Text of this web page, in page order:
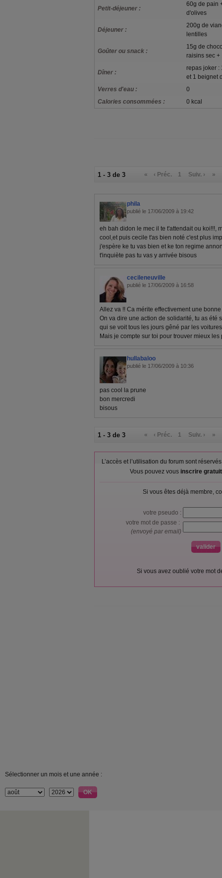
Petit-déjeuner :
60g de pain
d'olives
Déjeuner :
200g de
lentilles
Goûter ou snack :
15g de
raisins sec
Dîner :
repas joker :
et 1 beignet
Verres d'eau :
0
Calories consommées :
0 kcal
1 - 3 de 3 « ‹ Préc. 1 Suiv. › »
phila
publié le 17/06/2009 à 19:42
eh bah didon le mec il te t'attendait ou koi!!!,
cool,et puis cecile t'as bien noté c'est plus
j'espère ke tu vas bien et ke ton regime
t'inquiète pas tu vas y arrivée bisous
cecileneuville
publié le 17/06/2009 à 16:58
Allez va !! Ca mérite effectivement une
On va dire une action de solidarité, tu as été
qui se voit tous les jours gêné par les
Mais je compte sur toi pour trouver mieux
hullabaloo
publié le 17/06/2009 à 10:36
pas cool la prune
bon mercredi
bisous
1 - 3 de 3 « ‹ Préc. 1 Suiv. › »
L’accès et l’utilisation du forum sont
Vous pouvez vous inscrire
Si vous êtes déjà membre,
votre pseudo :
votre mot de passe :
(envoyé par email)
Si vous avez oublié votre mot
Sélectionner un mois et une année :